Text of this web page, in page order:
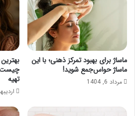
ماساژ برای بهبود تمرکز ذهنی؛ با این
ماساژ حواس‌جمع شوید!
مرداد 6, 1404
تهیه